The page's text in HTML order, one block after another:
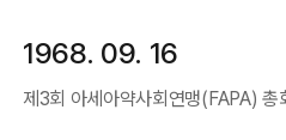
1968. 09. 16
제3회 아세아약사회연맹(FAPA)